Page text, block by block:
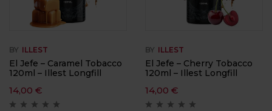
BY ILLEST
El Jefe – Caramel Tobacco
120ml – Illest Longfill
14,00 €
BY ILLEST
El Jefe – Cherry Tobacco
120ml – Illest Longfill
14,00 €